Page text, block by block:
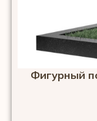
Фигурный